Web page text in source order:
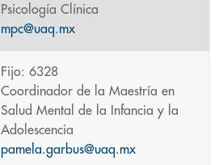
Psicología Clínica
mpc@uaq.mx
Fijo: 6328
Coordinador de la Maestría en
Salud Mental de la Infancia y la
Adolescencia
pamela.garbus@uaq.mx